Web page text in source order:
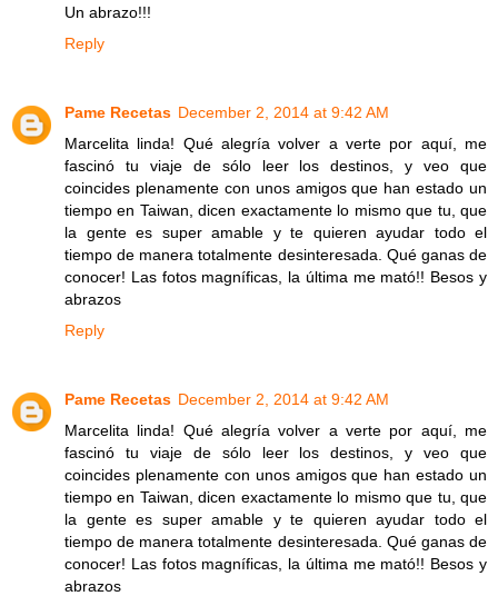
Un abrazo!!!
Reply
Pame Recetas December 2, 2014 at 9:42 AM
Marcelita linda! Qué alegría volver a verte por aquí, me
fascinó tu viaje de sólo leer los destinos, y veo que
coincides plenamente con unos amigos que han estado un
tiempo en Taiwan, dicen exactamente lo mismo que tu, que
la gente es super amable y te quieren ayudar todo el
tiempo de manera totalmente desinteresada. Qué ganas de
conocer! Las fotos magníficas, la última me mató!! Besos y
abrazos
Reply
Pame Recetas December 2, 2014 at 9:42 AM
Marcelita linda! Qué alegría volver a verte por aquí, me
fascinó tu viaje de sólo leer los destinos, y veo que
coincides plenamente con unos amigos que han estado un
tiempo en Taiwan, dicen exactamente lo mismo que tu, que
la gente es super amable y te quieren ayudar todo el
tiempo de manera totalmente desinteresada. Qué ganas de
conocer! Las fotos magníficas, la última me mató!! Besos y
abrazos